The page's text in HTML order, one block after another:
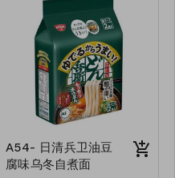
A54- 日清兵卫油豆
腐味乌冬自煮面